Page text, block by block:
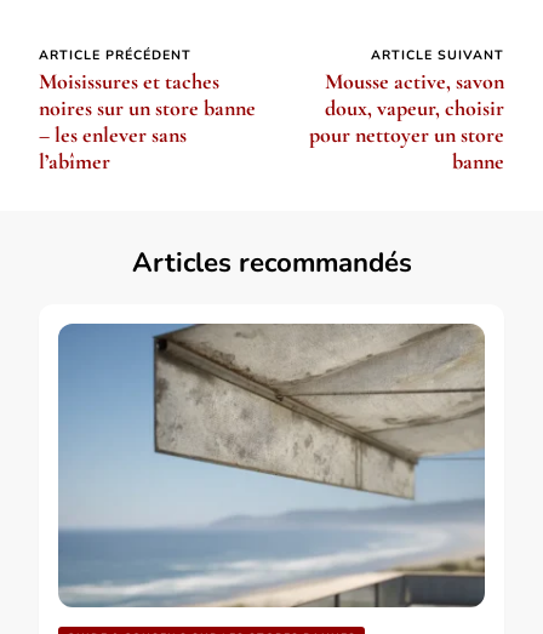
Navigation
d’article
ARTICLE PRÉCÉDENT
Moisissures et taches
noires sur un store banne
– les enlever sans
l’abîmer
ARTICLE SUIVANT
Mousse active, savon
doux, vapeur, choisir
pour nettoyer un store
banne
Articles recommandés